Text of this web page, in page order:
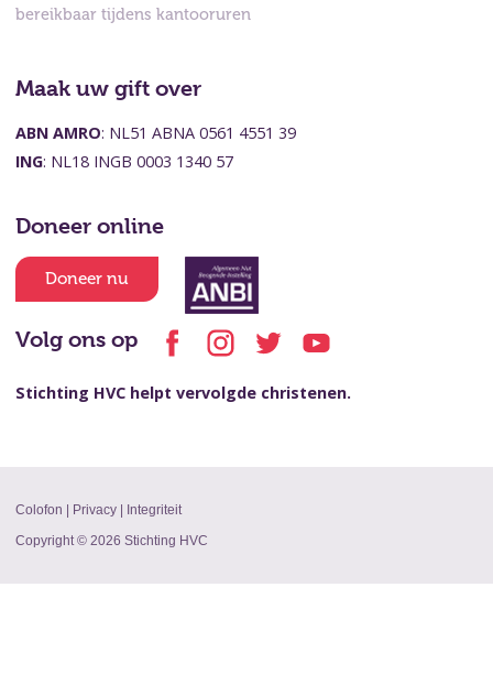
bereikbaar tijdens kantooruren
Maak uw gift over
ABN AMRO: NL51 ABNA 0561 4551 39
ING: NL18 INGB 0003 1340 57
Doneer online
Doneer nu
Volg ons op
Stichting HVC helpt vervolgde christenen.
Colofon | Privacy| Integriteit
Copyright © 2026 Stichting HVC